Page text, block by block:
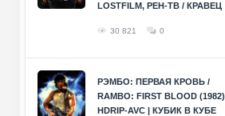
LOSTFILM, РЕН-ТВ / КРАВЕЦ
30 821 0
РЭМБО: ПЕРВАЯ КРОВЬ /
RAMBO: FIRST BLOOD (1982)
HDRIP-AVC | КУБИК В КУБЕ